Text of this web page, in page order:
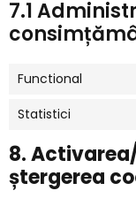
7.1
Functional
Statistici
8.
ștergerea